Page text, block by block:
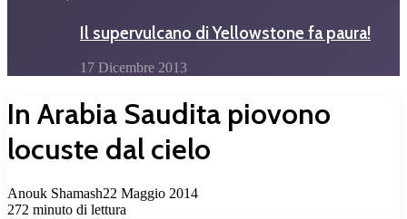
Il supervulcano di Yellowstone fa paura!
17 Dicembre 2013
In Arabia Saudita piovono
locuste dal cielo
Anouk Shamash22 Maggio 2014
272 minuto di lettura